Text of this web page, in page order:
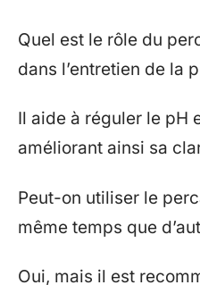
Quel est le rôle du
dans l’entretien de la
Il aide à réguler le pH
améliorant ainsi sa
Peut-on utiliser le
même temps que
Oui, mais il est